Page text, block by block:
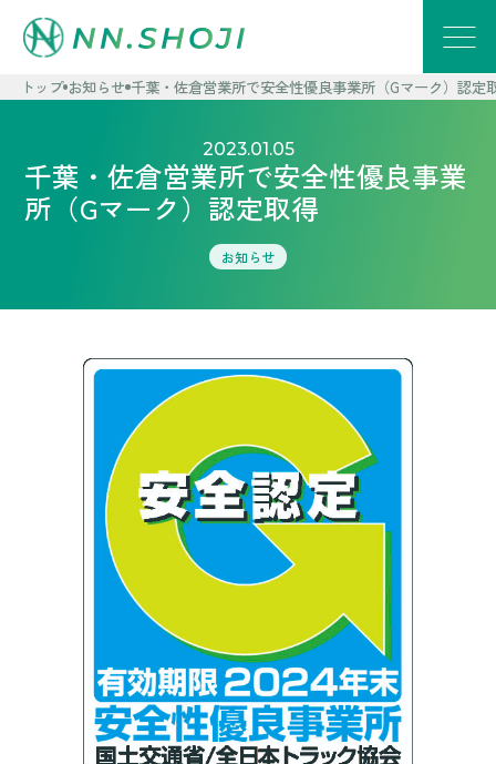
トップ お知らせ 千葉・佐倉営業所で安全性優良事業所（Gマーク）認定
2023.01.05
千葉・佐倉営業所で安全性優良事業
所（Gマーク）認定取得
お知らせ